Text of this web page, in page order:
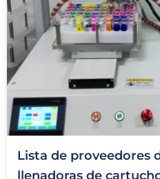
Lista de proveedores
llenadoras de